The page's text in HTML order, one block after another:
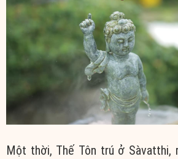
Một thời, Thế Tôn trú ở Sàvatthi,